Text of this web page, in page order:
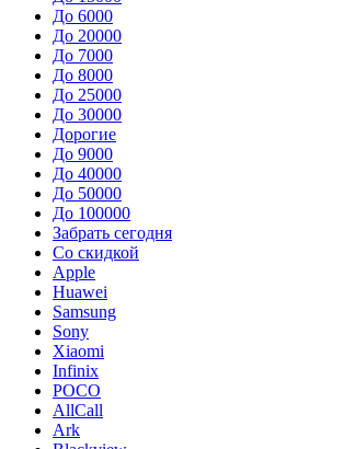
До 6000
До 20000
До 7000
До 8000
До 25000
До 30000
Дорогие
До 9000
До 40000
До 50000
До 100000
Забрать сегодня
Со скидкой
Apple
Huawei
Samsung
Sony
Xiaomi
Infinix
POCO
AllCall
Ark